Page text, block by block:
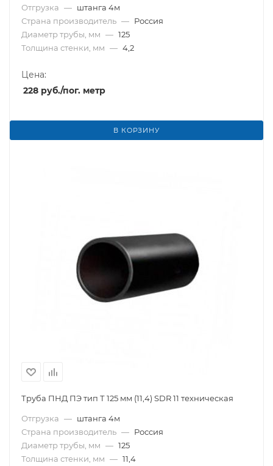
Отгрузка — штанга 4м
Страна производитель — Россия
Диаметр трубы, мм — 125
Толщина стенки, мм — 4,2
Цена:
228 руб./пог. метр
В КОРЗИНУ
Труба ПНД ПЭ тип Т 125 мм (11,4) SDR 11 техническая
Отгрузка — штанга 4м
Страна производитель — Россия
Диаметр трубы, мм — 125
Толщина стенки, мм — 11,4